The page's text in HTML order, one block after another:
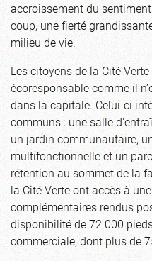
accroissement du
coup, une fierté
milieu de vie.
Les citoyens de la Cité
écoresponsable comme il
dans la capitale. Celui-ci
communs : une salle
un jardin communautaire,
multifonctionnelle et un
rétention au sommet de la
la Cité Verte ont accès à
complémentaires rendus
disponibilité de 72 000
commerciale, dont plus de